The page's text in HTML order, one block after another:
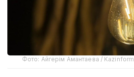
Фото: Айгерім Амантаева / Kazinform